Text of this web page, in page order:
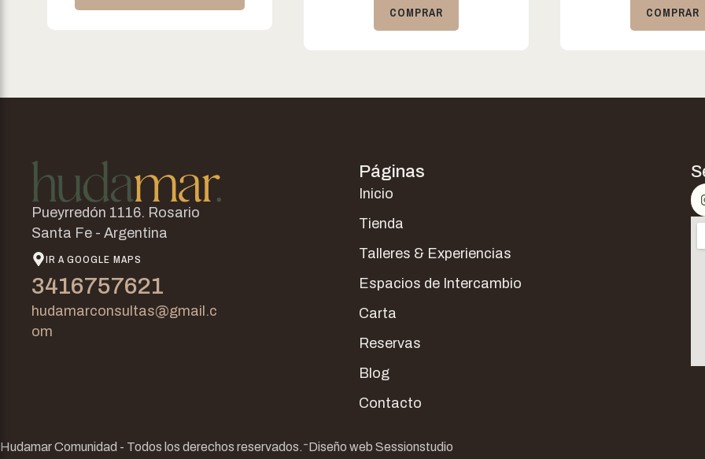
COMPRAR COMPRAR
Pueyrredón 1116. Rosario
Santa Fe - Argentina
IR A GOOGLE MAPS
3416757621
hudamarconsultas@gmail.c
om
Páginas
Inicio
Tienda
Talleres & Experiencias
Espacios de Intercambio
Carta
Reservas
Blog
Contacto
Hudamar Comunidad - Todos los derechos reservados.-Diseño web Sessionstudio